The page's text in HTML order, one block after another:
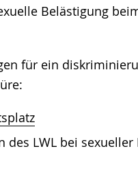
Belästigung
für ein
LWL bei sexueller